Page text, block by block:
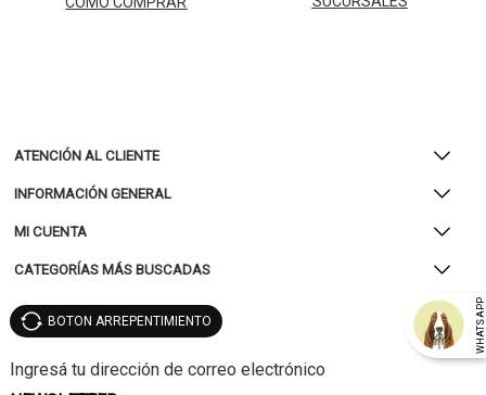
ATENCIÓN AL CLIENTE
INFORMACIÓN GENERAL
MI CUENTA
CATEGORÍAS MÁS BUSCADAS
WHATSAPP
BOTON ARREPENTIMIENTO